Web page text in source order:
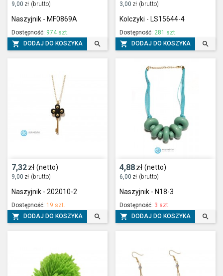
9,00 zł (brutto)
Naszyjnik - MF0869A
Dostępność: 974 szt.
 DODAJ DO KOSZYKA 
3,00 zł (brutto)
Kolczyki - LS15644-4
Dostępność: 281 szt.
 DODAJ DO KOSZYKA 
7,32zł (netto)
9,00 zł (brutto)
Naszyjnik - 202010-2
Dostępność: 19 szt.
 DODAJ DO KOSZYKA 
4,88zł (netto)
6,00 zł (brutto)
Naszyjnik - N18-3
Dostępność: 3 szt.
 DODAJ DO KOSZYKA 